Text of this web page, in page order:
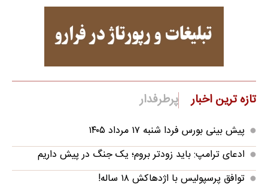
تازه ترین اخبار پرطرفدار
پیش بینی بورس فردا شنبه ۱۷ مرداد ۱۴۰۵
ادعای ترامپ: باید زودتر بروم؛ یک جنگ در پیش داریم
توافق پرسپولیس با اژدهاکش ۱۸ ساله!